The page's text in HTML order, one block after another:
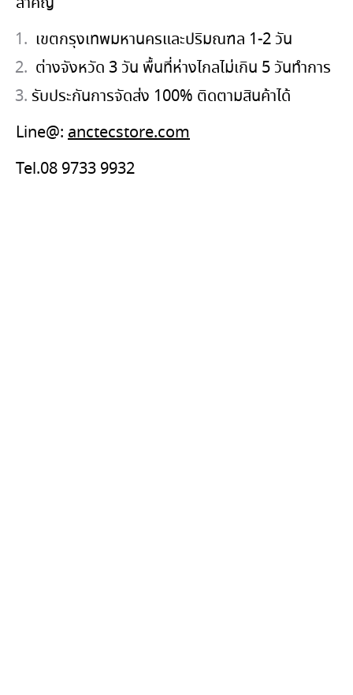
เขตกรุงเทพมหานครและปริมณฑล 1-2 วัน
ต่างจังหวัด 3 วัน พื้นที่ห่างไกลไม่เกิน 5 วันทำการ
รับประกันการจัดส่ง 100% ติดตามสินค้าได้
Line@: anctecstore.com
Tel.08 9733 9932